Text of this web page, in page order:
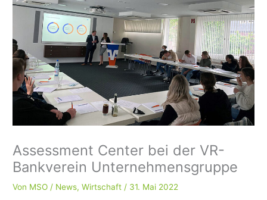
Assessment Center bei der VR-
Bankverein Unternehmensgruppe
Von MSO / News,Wirtschaft / 31. Mai 2022